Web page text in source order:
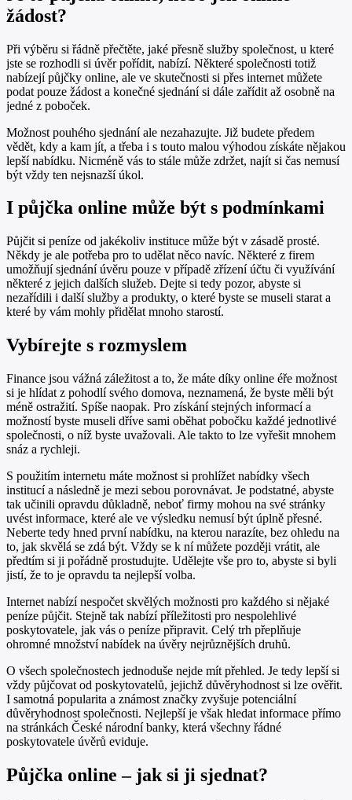
žádost?
Při výběru si řádně přečtěte, jaké přesně služby společnost, u které
jste se rozhodli si úvěr pořídit, nabízí. Některé společnosti totiž
nabízejí půjčky online, ale ve skutečnosti si přes internet můžete
podat pouze žádost a konečné sjednání si dále zařídit až osobně na
jedné z poboček.
Možnost pouhého sjednání ale nezahazujte. Již budete předem
vědět, kdy a kam jít, a třeba i s touto malou výhodou získáte nějakou
lepší nabídku. Nicméně vás to stále může zdržet, najít si čas nemusí
být vždy ten nejsnazší úkol.
I půjčka online může být s podmínkami
Půjčit si peníze od jakékoliv instituce může být v zásadě prosté.
Někdy je ale potřeba pro to udělat něco navíc. Některé z firem
umožňují sjednání úvěru pouze v případě zřízení účtu či využívání
některé z jejich dalších služeb. Dejte si tedy pozor, abyste si
nezařídili i další služby a produkty, o které byste se museli starat a
které by vám mohly přidělat mnoho starostí.
Vybírejte s rozmyslem
Finance jsou vážná záležitost a to, že máte díky online éře možnost
si je hlídat z pohodlí svého domova, neznamená, že byste měli být
méně ostražití. Spíše naopak. Pro získání stejných informací a
možností byste museli dříve sami oběhat pobočku každé jednotlivé
společnosti, o níž byste uvažovali. Ale takto to lze vyřešit mnohem
snáz a rychleji.
S použitím internetu máte možnost si prohlížet nabídky všech
institucí a následně je mezi sebou porovnávat. Je podstatné, abyste
tak učinili opravdu důkladně, neboť firmy mohou na své stránky
uvést informace, které ale ve výsledku nemusí být úplně přesné.
Neberte tedy hned první nabídku, na kterou narazíte, bez ohledu na
to, jak skvělá se zdá být. Vždy se k ní můžete později vrátit, ale
předtím si ji pořádně prostudujte. Udělejte vše pro to, abyste si byli
jistí, že to je opravdu ta nejlepší volba.
Internet nabízí nespočet skvělých možnosti pro každého si nějaké
peníze půjčit. Stejně tak nabízí příležitosti pro nespolehlivé
poskytovatele, jak vás o peníze připravit. Celý trh přeplňuje
ohromné množství nabídek na úvěry nejrůznějších druhů.
O všech společnostech jednoduše nejde mít přehled. Je tedy lepší si
vždy půjčovat od poskytovatelů, jejichž důvěryhodnost si lze ověřit.
I samotná popularita a známost značky zvyšuje potenciální
důvěryhodnost společnosti. Nejlepší je však hledat informace přímo
na stránkách České národní banky, která všechny řádné
poskytovatele úvěrů eviduje.
Půjčka online – jak si ji sjednat?